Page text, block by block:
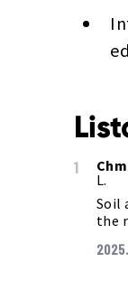
1
L.
Soil
the
2025.